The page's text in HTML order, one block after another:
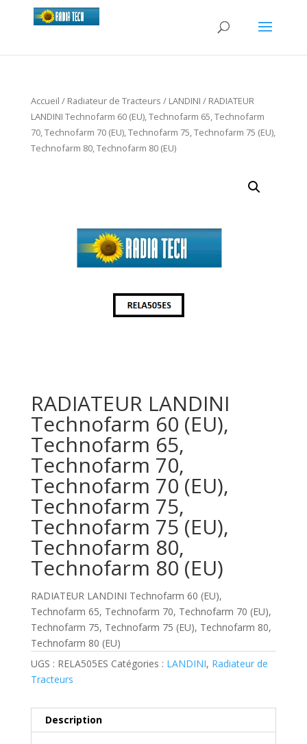
Accueil / Radiateur de Tracteurs / LANDINI / RADIATEUR
LANDINI Technofarm 60 (EU), Technofarm 65, Technofarm
70, Technofarm 70 (EU), Technofarm 75, Technofarm 75 (EU),
Technofarm 80, Technofarm 80 (EU)
RADIATEUR LANDINI
Technofarm 60 (EU),
Technofarm 65,
Technofarm 70,
Technofarm 70 (EU),
Technofarm 75,
Technofarm 75 (EU),
Technofarm 80,
Technofarm 80 (EU)
RADIATEUR LANDINI Technofarm 60 (EU),
Technofarm 65, Technofarm 70, Technofarm 70 (EU),
Technofarm 75, Technofarm 75 (EU), Technofarm 80,
Technofarm 80 (EU)
UGS : RELA505ES Catégories : LANDINI, Radiateur de
Tracteurs
Description